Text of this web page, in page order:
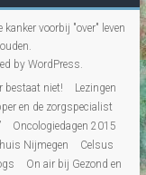
kanker voorbij "over" leven
byWordPress.
bestaat niet!
Lezingen
en de zorgspecialist
Oncologiedagen 2015
Nijmegen
Celsus
On air bij Gezond en